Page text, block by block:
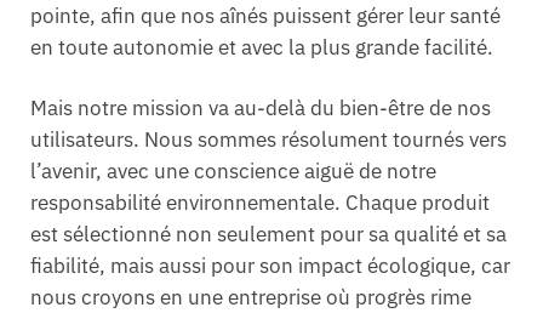
pointe, afin que nos aînés puissent gérer leur santé
en toute autonomie et avec la plus grande facilité.
Mais notre mission va au-delà du bien-être de nos
utilisateurs. Nous sommes résolument tournés vers
l’avenir, avec une conscience aiguë de notre
responsabilité environnementale. Chaque produit
est sélectionné non seulement pour sa qualité et sa
fiabilité, mais aussi pour son impact écologique, car
nous croyons en une entreprise où progrès rime